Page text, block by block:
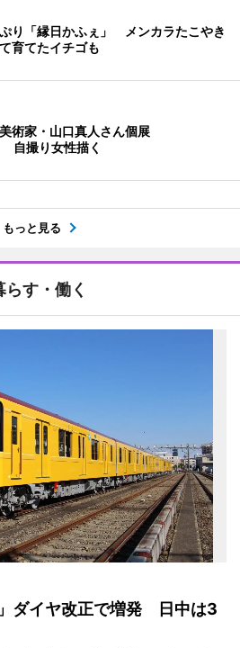
り「縁日かふぇ」 メンカラたこやき
育てたイチゴも
術家・山口真人さん個展
自撮り女性描く
もっと見る
らす・働く
ダイヤ改正で増発 日中は3